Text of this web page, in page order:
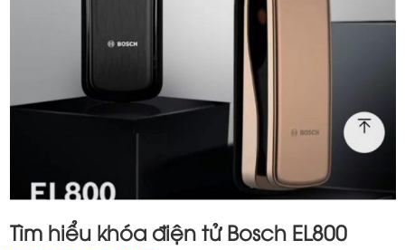
Tìm hiểu khóa điện tử Bosch EL800